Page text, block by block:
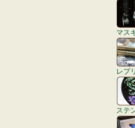
マス
レプ
ステ